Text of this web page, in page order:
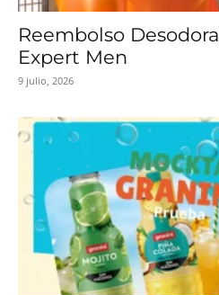
Reembolso
Expert Men
9 julio, 2026